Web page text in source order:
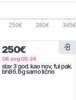
250€
08.avg 09:24
star 3 god. kao nov, ful pak.
bh86. bg samo lično